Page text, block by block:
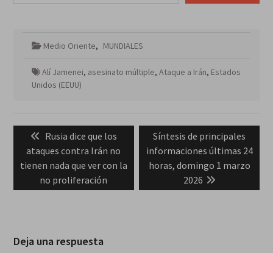
Medio Oriente, MUNDIALES
Alí Jamenei, asesinato múltiple, Ataque a Irán, Estados
Unidos (EEUU)
entradas
Previous
post:
Rusia dice que los
ataques contra Irán no
tienen nada que ver con la
no proliferación
Next
post:
Síntesis de principales
informaciones últimas 24
horas, domingo 1 marzo
2026
Deja una respuesta